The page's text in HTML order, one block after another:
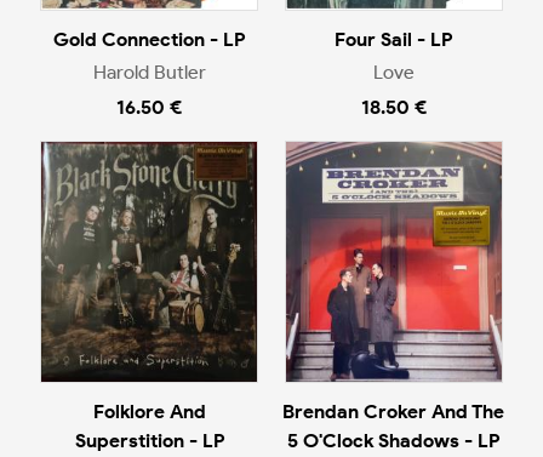
Gold Connection - LP
Harold Butler
16.50 €
Four Sail - LP
Love
18.50 €
Folklore And
Superstition - LP
Brendan Croker And The
5 O'Clock Shadows - LP